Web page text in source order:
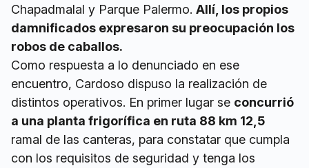
Chapadmalal y Parque Palermo. Allí, los propios
damnificados expresaron su preocupación los
robos de caballos.
Como respuesta a lo denunciado en ese
encuentro, Cardoso dispuso la realización de
distintos operativos. En primer lugar se concurrió
a una planta frigorífica en ruta 88 km 12,5
ramal de las canteras, para constatar que cumpla
con los requisitos de seguridad y tenga los